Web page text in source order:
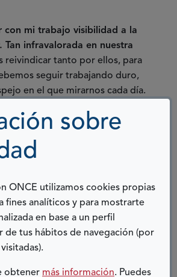
sobre
ONCE utilizamos cookies propias
fines analíticos y para mostrarte
en base a un perfil
de tus hábitos de navegación (por
obtener más información. Puedes
con mi trabajo visibilidad a la
infravalorada en nuestra
reivindicar tanto por ellos, para
seguir trabajando duro,
en el que mirarnos cada día.
Telegram